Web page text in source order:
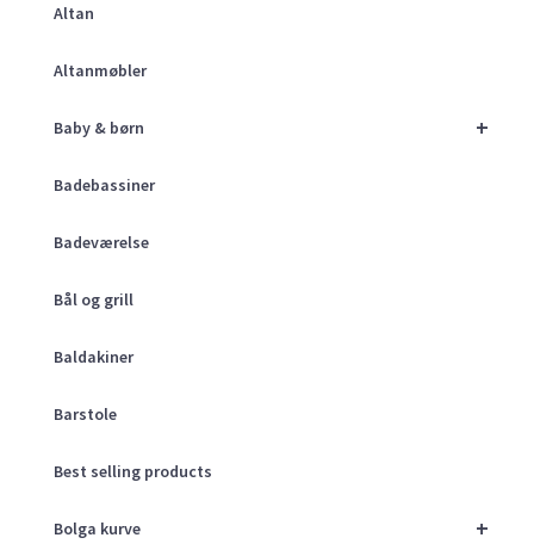
Altan
Altanmøbler
+
Baby & børn
Badebassiner
Badeværelse
Bål og grill
Baldakiner
Barstole
Best selling products
+
Bolga kurve